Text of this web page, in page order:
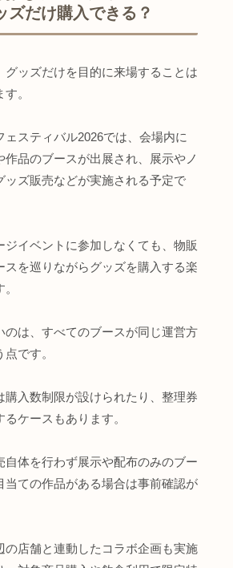
ズだけ購入できる？
グッズだけを目的に来場することは
。
ェスティバル2026では、会場内に
作品のブースが出展され、展示やノ
ッズ販売などが実施される予定で
ジイベントに参加しなくても、物販
スを巡りながらグッズを購入する楽
のは、すべてのブースが同じ運営方
です。
購入数制限が設けられたり、整理券
ケースもあります。
自体を行わず展示や配布のみのブー
当ての作品がある場合は事前確認が
の店舗と連動したコラボ企画も実施